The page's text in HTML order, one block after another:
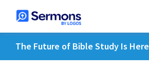
The Future of Bible Study Is Here